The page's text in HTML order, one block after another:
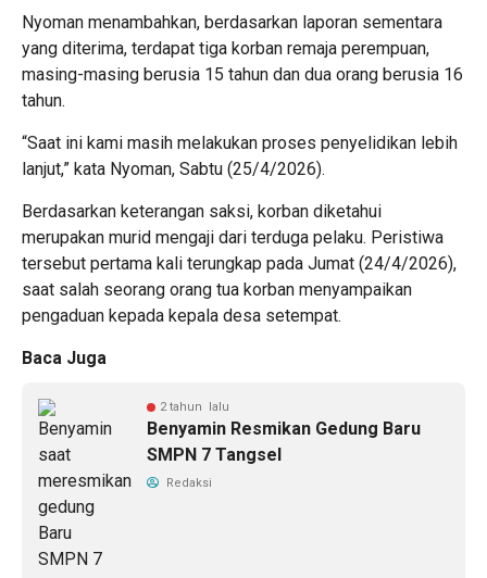
Nyoman menambahkan, berdasarkan laporan sementara
yang diterima, terdapat tiga korban remaja perempuan,
masing-masing berusia 15 tahun dan dua orang berusia 16
tahun.
“Saat ini kami masih melakukan proses penyelidikan lebih
lanjut,” kata Nyoman, Sabtu (25/4/2026).
Berdasarkan keterangan saksi, korban diketahui
merupakan murid mengaji dari terduga pelaku. Peristiwa
tersebut pertama kali terungkap pada Jumat (24/4/2026),
saat salah seorang orang tua korban menyampaikan
pengaduan kepada kepala desa setempat.
Baca Juga
2 tahun lalu
Benyamin Resmikan Gedung Baru
SMPN 7 Tangsel
Redaksi